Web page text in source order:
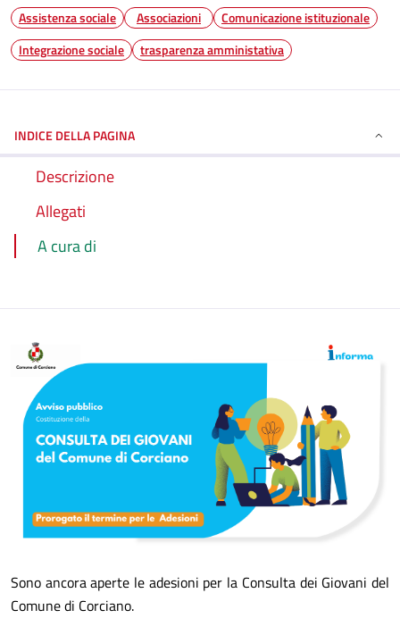
Assistenza sociale
Associazioni
Comunicazione istituzionale
Integrazione sociale
trasparenza amministativa
INDICE DELLA PAGINA
Descrizione
Allegati
A cura di
Sono ancora aperte le adesioni per la Consulta dei Giovani del
Comune di Corciano.